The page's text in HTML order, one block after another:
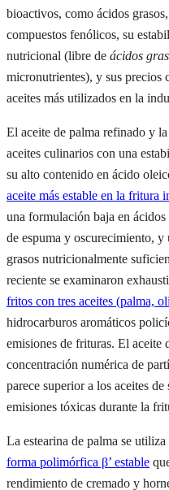
bioactivos, como ácidos
compuestos fenólicos, su
nutricional (libre de ácidos
micronutrientes), y sus precios
aceites más utilizados en la
El aceite de palma refinado y
aceites culinarios con una
su alto contenido en ácido
aceite más estable en la fritura
una formulación baja en
de espuma y oscurecimiento,
grasos nutricionalmente
reciente se examinaron
fritos con tres aceites (palma,
hidrocarburos aromáticos
emisiones de frituras. El aceite
concentración numérica de
parece superior a los aceites
emisiones tóxicas durante la
La estearina de palma se
forma polimórfica β’ estable
rendimiento de cremado y